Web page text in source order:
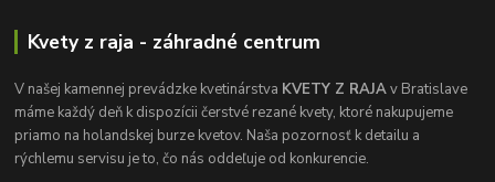
Kvety z raja - záhradné centrum
V našej kamennej prevádzke kvetinárstva KVETY Z RAJAv Bratislave
máme každý deň k dispozícii čerstvé rezané kvety, ktoré nakupujeme
priamo na holandskej burze kvetov. Naša pozornosť k detailu a
rýchlemu servisu je to, čo nás oddeľuje od konkurencie.